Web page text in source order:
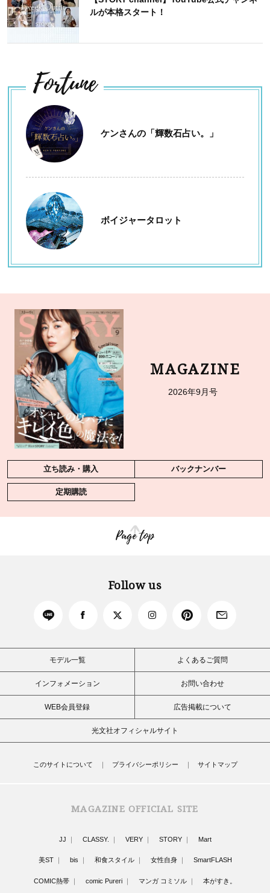
ルが本格スタート！
Fortune
ケンさんの「輝数石占い。」
ボイジャータロット
MAGAZINE
2026年9月号
立ち読み・購入 バックナンバー
定期購読
Page top
Follow us
モデル一覧 よくあるご質問
インフォメーション お問い合わせ
WEB会員登録 広告掲載について
光文社オフィシャルサイト
このサイトについて プライバシーポリシー サイトマップ
MAGAZINE OFFICIAL SITE
JJ CLASSY. VERY STORY Mart
美ST bis 和食スタイル 女性自身 SmartFLASH
COMIC熱帯 comic Pureri マンガ コミソル 本がすき。